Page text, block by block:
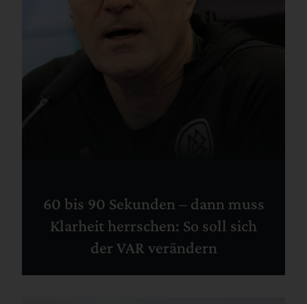
60 bis 90 Sekunden – dann muss
Klarheit herrschen: So soll sich
der VAR verändern